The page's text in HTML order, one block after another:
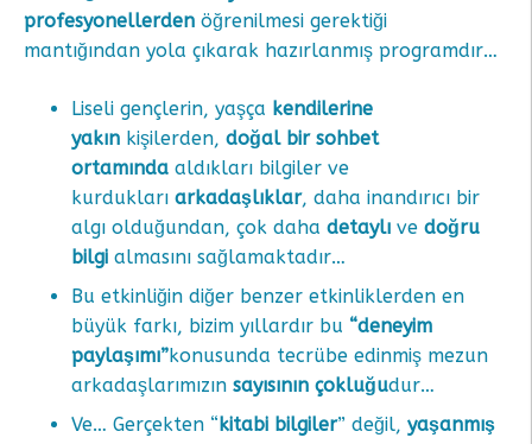
profesyonellerden öğrenilmesi gerektiği
mantığından yola çıkarak hazırlanmış programdır…
Liseli gençlerin, yaşça kendilerine
yakın kişilerden, doğal bir sohbet
ortamında aldıkları bilgiler ve
kurdukları arkadaşlıklar, daha inandırıcı bir
algı olduğundan, çok daha detaylı ve doğru
bilgi almasını sağlamaktadır…
Bu etkinliğin diğer benzer etkinliklerden en
büyük farkı, bizim yıllardır bu “deneyim
paylaşımı”konusunda tecrübe edinmiş mezun
arkadaşlarımızın sayısının çokluğudur…
Ve… Gerçekten “kitabi bilgiler” değil, yaşanmış